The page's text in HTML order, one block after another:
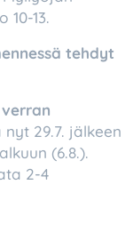
10-13.
tehdyt
29.7. jälkeen
(6.8.).
2-4